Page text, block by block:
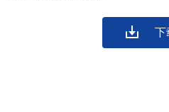
下